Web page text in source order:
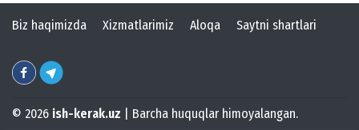
Biz haqimizda Xizmatlarimiz Aloqa Saytni shartlari
© 2026 ish-kerak.uz | Barcha huquqlar himoyalangan.